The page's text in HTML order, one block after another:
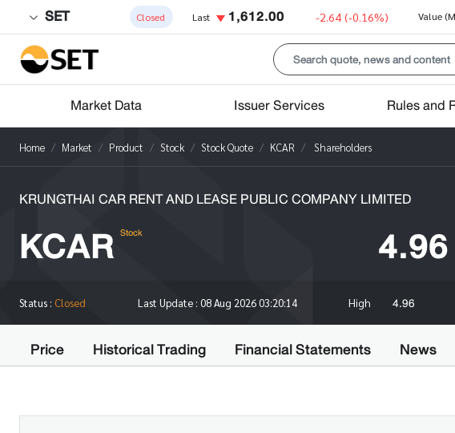
SET Closed Last 1,612.00 -2.64 (-0.16%) Value
Market Data Issuer Services Rules and
Home Market Product Stock Stock Quote KCAR Shareholders
KRUNGTHAI CAR RENT AND LEASE PUBLIC COMPANY LIMITED
KCAR Stock 4.96
Status : Closed Last Update : 08 Aug 2026 03:20:14 High 4.96
Price Historical Trading Financial Statements News